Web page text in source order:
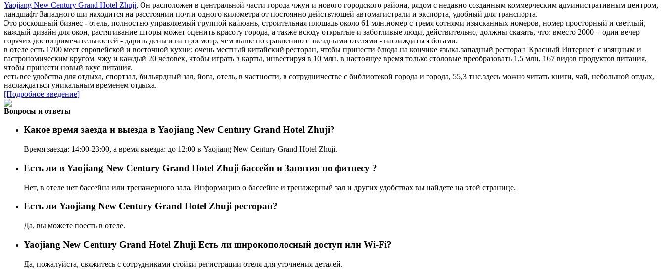
Yaojiang New Century Grand Hotel Zhuji, Он расположен в центральной части города чжун и нового городского района, рядом с недавно созданным коммерческим административным центром,
ландшафт Западного ши находится на расстоянии почти одного километра от постоянно действующей автомагистрали и экспорта, удобный для транспорта.
Это роскошный бизнес - отель, полностью управляемый группой кайюань, строительная площадь около 61 млн.номер с тремя сотнями изысканных номеров, номер просторный и светлый,
каждый дизайн для окон, растягивание шторы может оценить красоту города, а также всюду открытые и заботливые люди, действительно, должны сказать, что: вместо 2000 + один вечер
горячих достопримечательностей - дарить деньги на просмотр, чем выше по сравнению с звездными отелями - наслаждаться богами.
в отеле есть 1700 мест европейской и восточной кухни: очень местный китайский ресторан, чтобы принести блюда на кончике языка.западный ресторан 'Красный Интернет' с изящным и
гастрономическим кругом, чжу и каждый 20 человек, чтобы играть в карты, инвестируя в 10 млн. в настоящее время только столовые преобразовать 1,5 млн, 167 видов продуктов питания,
чтобы принести новый вкус питания.
есть все удобства для отдыха, спортзал, бильярдный зал, йога, отель, в частности, в сотрудничестве с библиотекой города и города, 55,3 тыс.здесь можно читать книги, чай, небольшой отдых,
наслаждаться уникальным временем отдыха.
[Подробное введение]
Вопросы и ответы
Какое время заезда и выезда в Yaojiang New Century Grand Hotel Zhuji?
Время заезда: 14:00-23:00, а время выезда: до 12:00 в Yaojiang New Century Grand Hotel Zhuji.
Есть ли в Yaojiang New Century Grand Hotel Zhuji бассейн и Занятия по фитнесу ?
Нет, в отеле нет бассейна или тренажерного зала. Информацию о бассейне и тренажерный зал и других удобствах вы найдете на этой странице.
Eсть ли Yaojiang New Century Grand Hotel Zhuji ресторан?
Да, вы можете поесть в отеле.
Yaojiang New Century Grand Hotel Zhuji Есть ли широкополосный доступ или Wi-Fi?
Да, пожалуйста, свяжитесь с сотрудниками стойки регистрации отеля для уточнения деталей.